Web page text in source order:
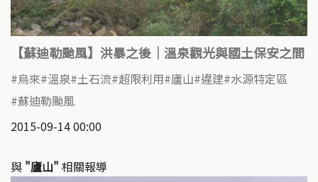
【蘇迪勒颱風】洪暴之後｜溫泉觀光與國土保安之間
烏來 溫泉 土石流 超限利用 廬山 違建 水源特定區
蘇迪勒颱風
2015-09-14 00:00
與 "廬山" 相關報導